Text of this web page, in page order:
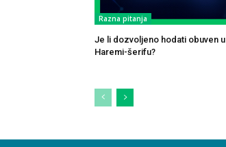
Razna pitanja
Je li dozvoljeno hodati obuven u
Haremi-šerifu?